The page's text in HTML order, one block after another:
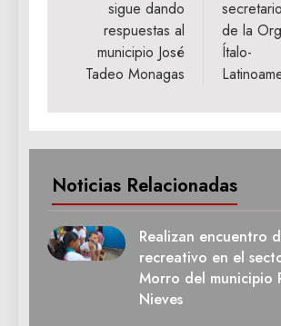
sigue dando
respuestas al
municipio José
Tadeo Monagas
de la
Ítalo-
Noticias Relacionadas
Realizan encuentro
recreativo en el
Morro del municipio
Nieves